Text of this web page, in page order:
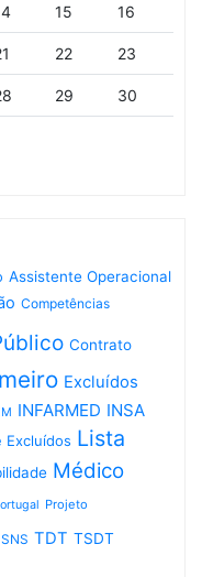
15 16
22 23
29 30
Assistente Operacional
Competências
Contrato
Excluídos
INFARMED INSA
Excluídos Lista
Médico
Projeto
SNS TDT TSDT